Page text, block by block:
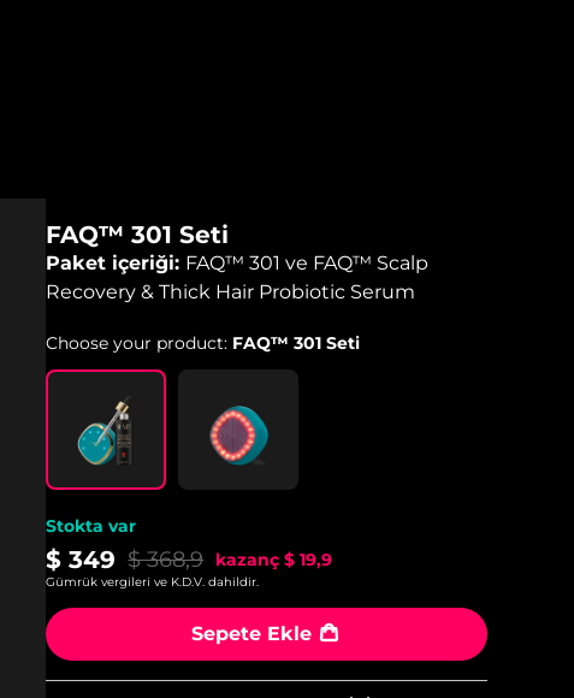
FAQ™ 301 Seti
Paket içeriği: FAQ™ 301 ve FAQ™ Scalp
Recovery & Thick Hair Probiotic Serum
Choose your product: FAQ™ 301 Seti
Stokta var
$ 349 $ 368,9 kazanç $ 19,9
Gümrük vergileri ve K.D.V. dahildir.
Sepete Ekle